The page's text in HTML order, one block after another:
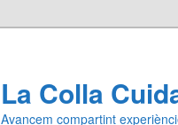
La Colla
Avancem compartint